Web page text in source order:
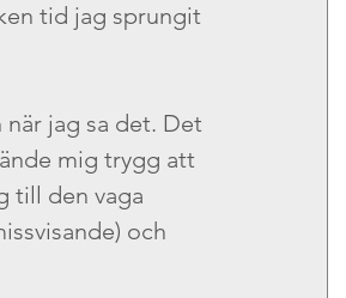
tid jag sprungit
jag sa det. Det
mig trygg att
till den vaga
och